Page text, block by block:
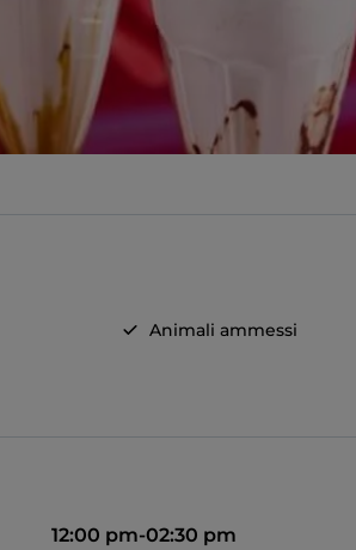
Animali ammessi
12:00 pm-02:30 pm